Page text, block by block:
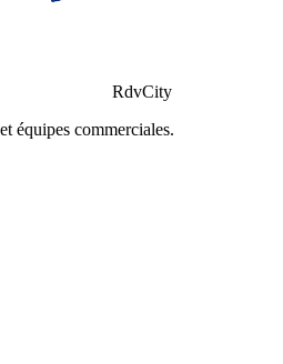
RdvCity
équipes commerciales.